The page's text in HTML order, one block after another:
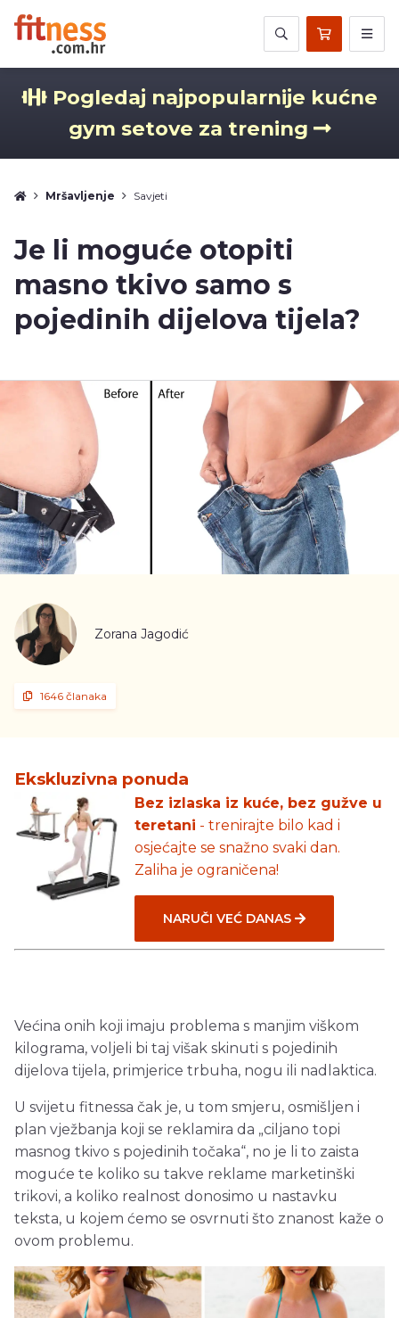
Pogledaj najpopularnije kućne
gym setove za trening
Mršavljenje Savjeti
Je li moguće otopiti
masno tkivo samo s
pojedinih dijelova tijela?
Zorana Jagodić
1646 članaka
Ekskluzivna ponuda
Bez izlaska iz kuće, bez gužve u
teretani - trenirajte bilo kad i
osjećajte se snažno svaki dan.
Zaliha je ograničena!
NARUČI VEĆ DANAS
Većina onih koji imaju problema s manjim viškom
kilograma, voljeli bi taj višak skinuti s pojedinih
dijelova tijela, primjerice trbuha, nogu ili nadlaktica.
U svijetu fitnessa čak je, u tom smjeru, osmišljen i
plan vježbanja koji se reklamira da „ciljano topi
masnog tkivo s pojedinih točaka“, no je li to zaista
moguće te koliko su takve reklame marketinški
trikovi, a koliko realnost donosimo u nastavku
teksta, u kojem ćemo se osvrnuti što znanost kaže o
ovom problemu.